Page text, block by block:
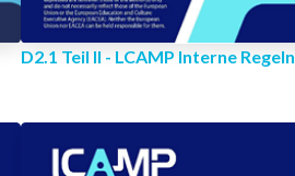
D2.1 Teil II - LCAMP Interne Regeln